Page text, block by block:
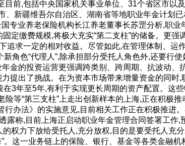
前,包括中央国家机关事业单位、31个省区市
新疆维吾尔自治区、湖南省等地职业年金计划
业养老保险机构长江养老董事长苏罡分析,职业
定缴费规模,将极大充实“第二支柱”的储备。更
求一定的相对收益。尽管如此,在管理体制、
角色“代理人”,除承担部分受托人角色外,还要行
金的投资运营更强调跨类别、跨周期、抗波动
提出了挑战。在为资本市场带来增量资金的同
3年至5年,有利于实现更长周期的资产配置。这
等“第三支柱”上走出创新样本的上海,正在积极
办法》的实施意见,目前相关工作正在积极推进
称,目前上海正启动职业年金管理合同签署工作
权力下放给受托人,充分放权,目的是要受托人充
这一业务链上的保险、银行、基金等各类金融